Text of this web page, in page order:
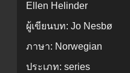
Ellen Helinder
ผู้เขียนบท: Jo Nesbø
ภาษา: Norwegian
ประเภท: series